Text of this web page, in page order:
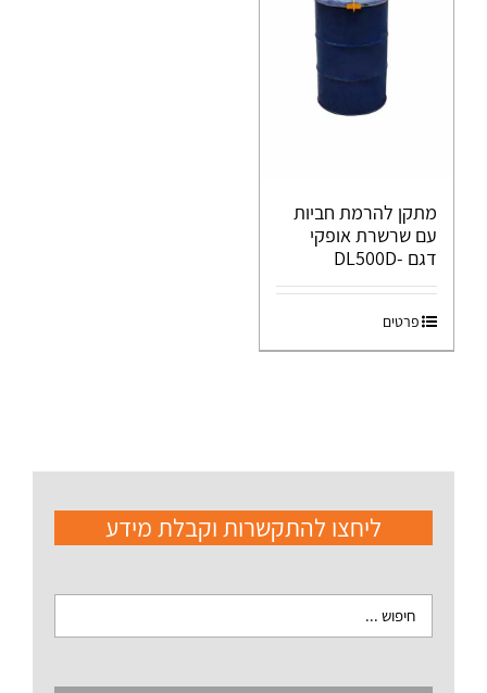
מתקן להרמת חביות
עם שרשרת אופקי
דגם -DL500D
פרטים
ליחצו להתקשרות וקבלת מידע